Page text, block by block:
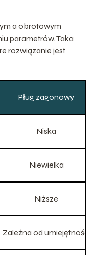
a obrotowym
parametrów. Taka
rozwiązanie jest
Pług zagonowy
Niska
Niewielka
Niższe
Zależna od umiejętności